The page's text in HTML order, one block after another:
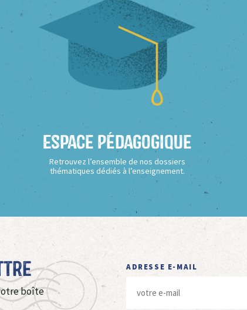
Espace Pédagogique
Retrouvez l’ensemble de nos dossiers
thématiques dédiés à l’enseignement.
boîte
ADRESSE E-MAIL